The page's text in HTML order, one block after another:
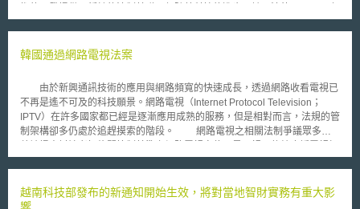
時代的腳步，甚至形成阻礙；有鑑於此，英國政府於 2004 年 1 月公布檢討
），希望夠過公眾參與獲得各界對上述法案的批評與建言，一方面建立公眾
為醫療目的而選取胚胎之相關管控規範、供研究目的用之胚胎的定義與 粒
線體遺傳疾病（ mitochondrial disease ）研究之規範。 根據英國健康部在
其網站上發表的文件指出，這項檢討希望參酌科技的進展、社會態度的轉
變、國際相關科技的發展與對可確實有效之法規的需求。 這項活動引
胎重新定義，而是將焦點放在何種胚胎適合移植，何種胚胎可提供研究。委
韓國通過網路電視法案
由於新興通訊技術的應用與網路頻寬的快速成長，透過網路收看電視已
不再是遙不可及的科技願景。網路電視（Internet Protocol Television；
IPTV）在許多國家都已經是逐漸應用成熟的服務，但是相對而言，法規的管
制架構卻多仍處於追趕摸索的階段。 網路電視之相關法制爭議眾多，
以管制？相關之義務是否比照要求（如對於無線電視之必載義務）？網路電
焦點。 韓國國會傳播特別委員會於上月（11月）通過一項網路電視法
案（IPTV Bill），對於重要之網路電視相關規範加以界定。此一國會傳播特
越南科技部發布的新通知開始生效，將對當地智財實務有重大影
響